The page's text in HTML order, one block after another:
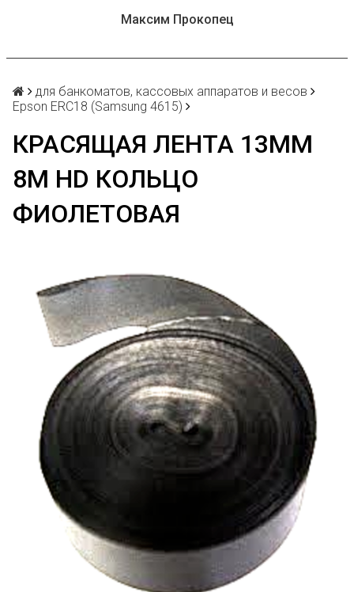
Максим Прокопец
для банкоматов, кассовых аппаратов и весов
Epson ERC18 (Samsung 4615)
КРАСЯЩАЯ ЛЕНТА 13ММ
8М HD КОЛЬЦО
ФИОЛЕТОВАЯ